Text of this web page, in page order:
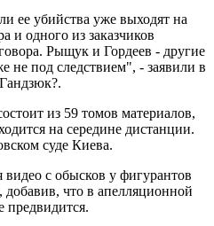
ее убийства уже выходят на
и одного из заказчиков
Рыщук и Гордеев - другие
не под следствием", - заявили в
из 59 томов материалов,
на середине дистанции.
суде Киева.
с обысков у фигурантов
добавив, что в апелляционной
предвидится.